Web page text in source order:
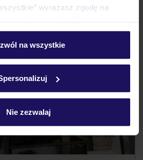
wyrażasz zgodę na
wchodząc w zakładkę
o plikach cookie znajdziesz
na wszystkie
Nie zezwalaj
Zobacz więcej
w pobliżu